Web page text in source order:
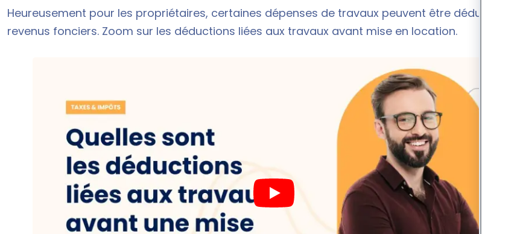
Heureusement pour les propriétaires, certaines dépenses de travaux peuvent être déduites des
revenus fonciers. Zoom sur les déductions liées aux travaux avant mise en location.